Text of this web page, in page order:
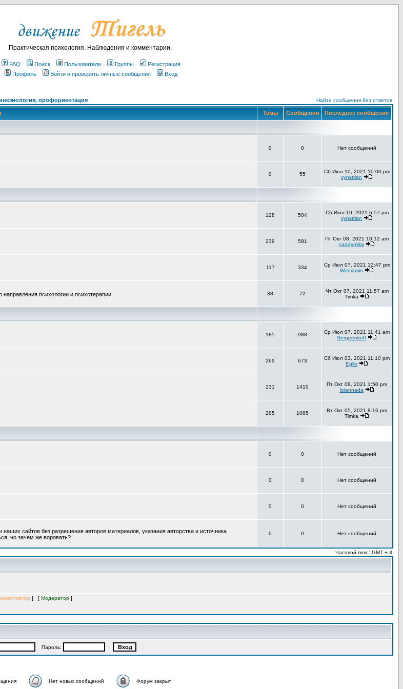
Практическая психология. Наблюдения и комментарии.
FAQ Поиск Пользователи Группы
Регистрация
Профиль
Войти и проверить личные сообщения Вход
профориентация Найти сообщения без ответов
Темы Сообщения Последнее сообщение
0 0 Нет сообщений
0 55
Сб Июл 10, 2021 10:00 pm
vynstrian
128 504
Сб Июл 10, 2021 6:57 pm
vynstrian
239 591
Пт Окт 08, 2021 10:12 am
candymika
117 334
Ср Июл 07, 2021 12:47 pm
Weniamin
психологии и психотерапии 38 72
Чт Окт 07, 2021 11:57 am
Timka
185 988
Ср Июл 07, 2021 11:41 am
Sergeenkoff
269 673
Сб Июл 03, 2021 11:10 pm
Eglle
231 1410
Пт Окт 08, 2021 1:50 pm
lolannada
285 1085
Вт Окт 05, 2021 8:16 pm
Timka
0 0 Нет сообщений
0 0 Нет сообщений
0 0 Нет сообщений
сайтов без разрешения авторов материалов, указания авторства и источника
но зачем же воровать?
0 0 Нет сообщений
Часовой пояс: GMT + 3
] [ Модератор ]
Пароль:
Нет новых сообщений Форум закрыт